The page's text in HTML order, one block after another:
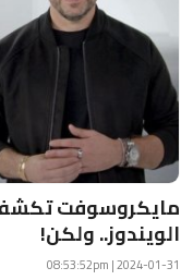
مجتمع
حلحول
أخبار
تكنلوجيا
علوم
رياضة
مايكروسوفت تكشف
الويندوز.. ولكن!
2024-01-31 | 08:53:52pm